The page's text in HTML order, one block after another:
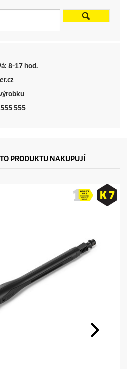
8-17 hod.
555
PRODUKTU NAKUPUJÍ